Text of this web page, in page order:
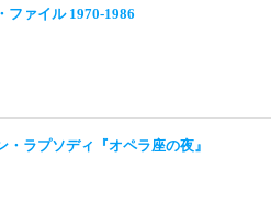
ァイル 1970-1986
・ラプソディ『オペラ座の夜』